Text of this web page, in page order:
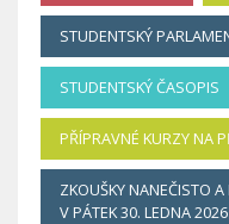
STUDENTSKÝ
STUDENTSKÝ ČASOPIS
PŘÍPRAVNÉ KURZY NA
ZKOUŠKY NANEČISTO
V PÁTEK 30. LEDNA 2026